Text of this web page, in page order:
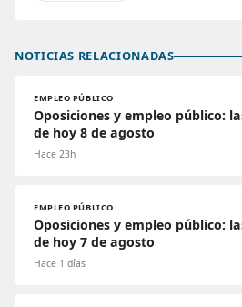
NOTICIAS RELACIONADAS
EMPLEO PÚBLICO
Oposiciones y empleo público:
de hoy 8 de agosto
Hace 23h
EMPLEO PÚBLICO
Oposiciones y empleo público:
de hoy 7 de agosto
Hace 1 días